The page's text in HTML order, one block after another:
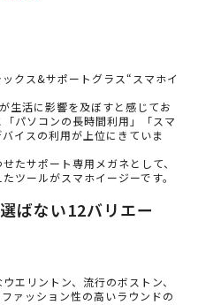
クス&サポートグラス“スマホイ
生活に影響を及ぼすと感じてお
パソコンの長時間利用」「スマ
イスの利用が上位にきていま
たサポート専用メガネとして、
ツールがスマホイージーです。
ばない12バリエー
エリントン、流行のボストン、
ァッション性の高いラウンドの